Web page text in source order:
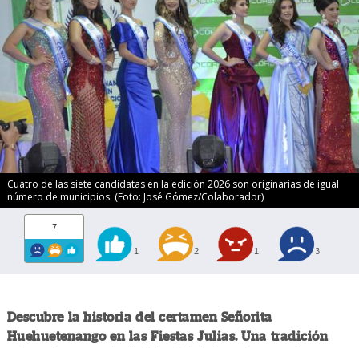
Cuatro de las siete candidatas en la edición 2026 son originarias de igual
número de municipios. (Foto: José Gómez/Colaborador)
7
1 2 1 3
Descubre la historia del certamen Señorita
Huehuetenango en las Fiestas Julias. Una tradición